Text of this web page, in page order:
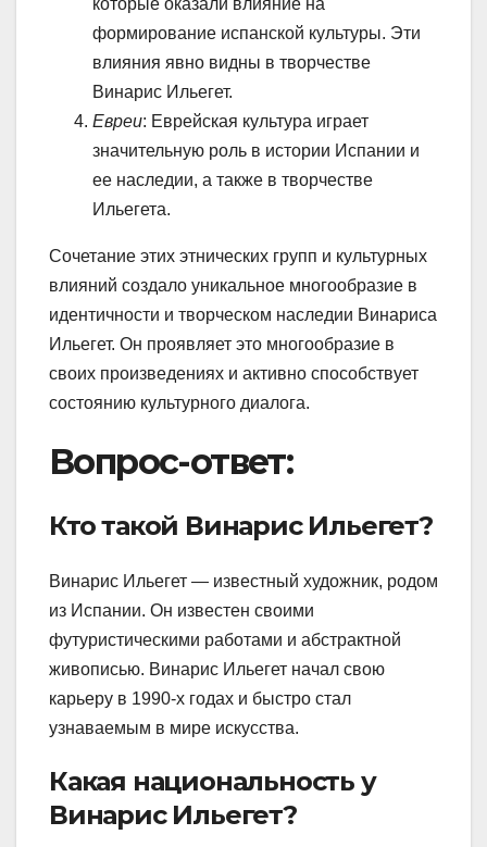
которые оказали влияние на
формирование испанской культуры. Эти
влияния явно видны в творчестве
Винарис Ильегет.
Евреи: Еврейская культура играет
значительную роль в истории Испании и
ее наследии, а также в творчестве
Ильегета.
Сочетание этих этнических групп и культурных
влияний создало уникальное многообразие в
идентичности и творческом наследии Винариса
Ильегет. Он проявляет это многообразие в
своих произведениях и активно способствует
состоянию культурного диалога.
Вопрос-ответ:
Кто такой Винарис Ильегет?
Винарис Ильегет — известный художник, родом
из Испании. Он известен своими
футуристическими работами и абстрактной
живописью. Винарис Ильегет начал свою
карьеру в 1990-х годах и быстро стал
узнаваемым в мире искусства.
Какая национальность у
Винарис Ильегет?